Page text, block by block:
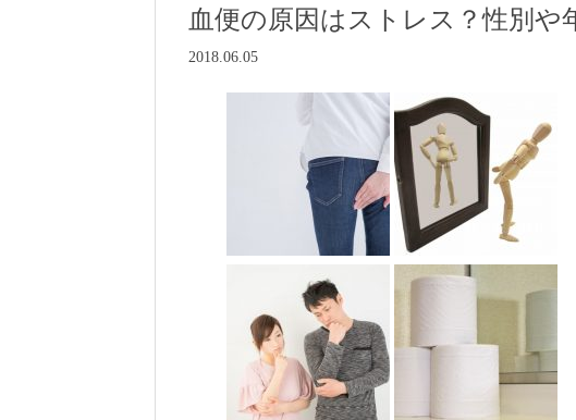
血便の原因はストレス？性別や
2018.06.05